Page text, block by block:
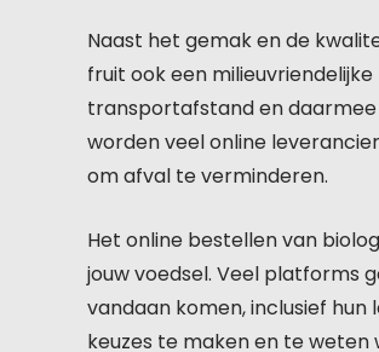
Naast het gemak en de
fruit ook een
transportafstand en
worden veel online
om afval te verminderen.
Het online bestellen van
jouw voedsel. Veel platforms
vandaan komen, inclusief
keuzes te maken en te weten